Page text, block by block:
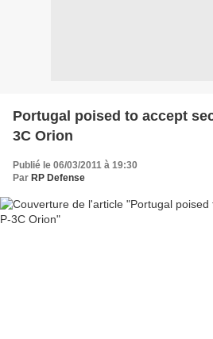
Portugal poised to accept
3C Orion
Publié le 06/03/2011 à 19:30
Par RP Defense